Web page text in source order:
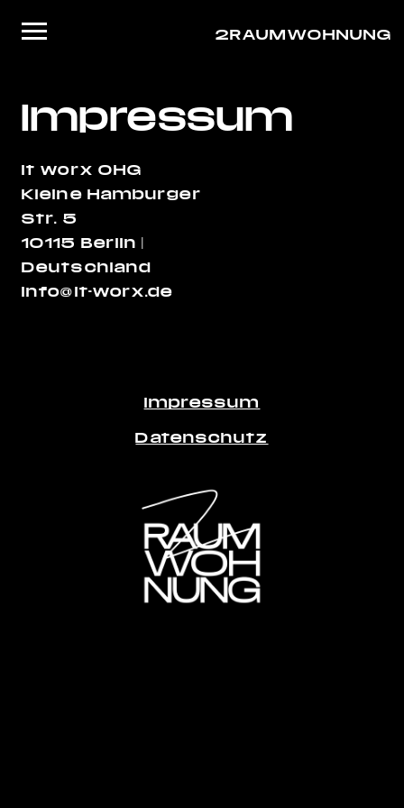
Musik
Video
About/Contact
2RAUMWOHNUNG
Impressum
it worx OHG
Kleine Hamburger
Str. 5
10115 Berlin |
Deutschland
info@it-worx.de
Impressum
Datenschutz